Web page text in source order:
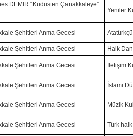
DEMİR “Kudusten Çanakkaleye”
Yeniler
Şehitleri Anma Gecesi
Şehitleri Anma Gecesi Halk
Şehitleri Anma Gecesi İletişim
Şehitleri Anma Gecesi İslami
Şehitleri Anma Gecesi Müzik
Şehitleri Anma Gecesi Türk